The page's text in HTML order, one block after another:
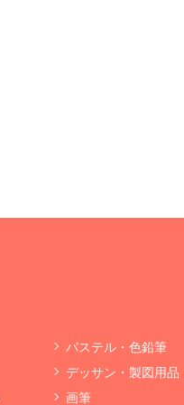
パステル・色鉛筆
デッサン・製図用品
画筆